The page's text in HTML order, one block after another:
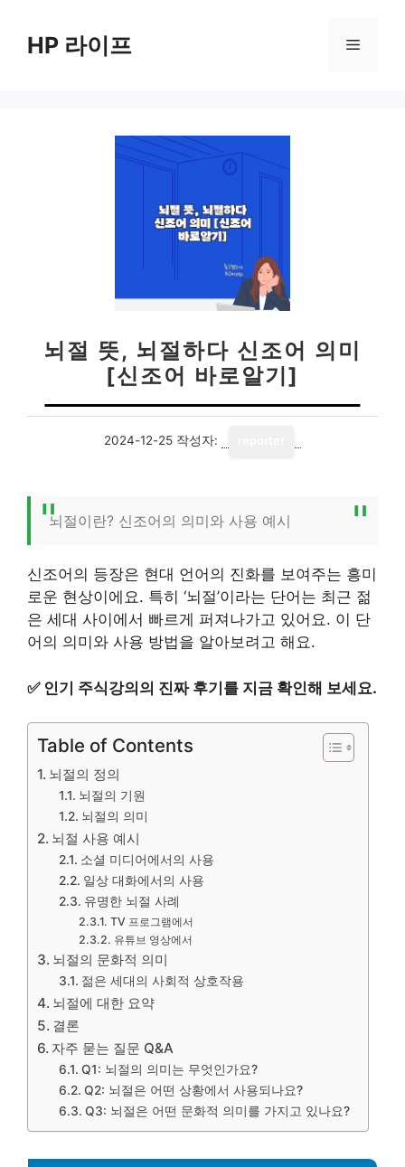
HP 라이프 메
뇌절 뜻, 뇌절하다 신조어 의미
[신조어 바로알기]
2024-12-25 작성자:
뇌절이란? 신조어의 의미와 사용 예시
신조어의 등장은 현대 언어의 진화를 보여주는 흥미
로운 현상이에요. 특히 ‘뇌절’이라는 단어는 최근 젊
은 세대 사이에서 빠르게 퍼져나가고 있어요. 이 단
어의 의미와 사용 방법을 알아보려고 해요.
✅ 인기 주식강의의 진짜 후기를 지금 확인해 보세요.
Table of Contents
뇌절의 정의
뇌절의 기원
뇌절의 의미
뇌절 사용 예시
소셜 미디어에서의 사용
일상 대화에서의 사용
유명한 뇌절 사례
TV 프로그램에서
유튜브 영상에서
뇌절의 문화적 의미
젊은 세대의 사회적 상호작용
뇌절에 대한 요약
결론
자주 묻는 질문 Q&A
Q1: 뇌절의 의미는 무엇인가요?
Q2: 뇌절은 어떤 상황에서 사용되나요?
Q3: 뇌절은 어떤 문화적 의미를 가지고 있나요?